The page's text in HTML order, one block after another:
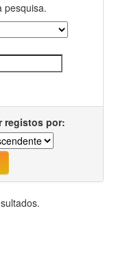
pesquisa.
registos por: